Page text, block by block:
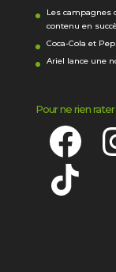
Les campagnes
contenu en
Coca-Cola et
Ariel lance une
Pour ne rien
Facebook
TikTok